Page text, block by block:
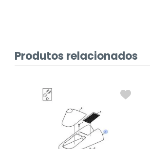
Produtos relacionados